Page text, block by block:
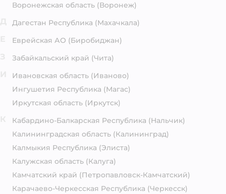
Воронежская область (Воронеж)
Дагестан Республика (Махачкала)
Еврейская АО (Биробиджан)
Забайкальский край (Чита)
Ивановская область (Иваново)
Ингушетия Республика (Магас)
Иркутская область (Иркутск)
Кабардино-Балкарская Республика (Нальчик)
Калининградская область (Калининград)
Калмыкия Республика (Элиста)
Калужская область (Калуга)
Камчатский край (Петропавловск-Камчатский)
Карачаево-Черкесская Республика (Черкесск)